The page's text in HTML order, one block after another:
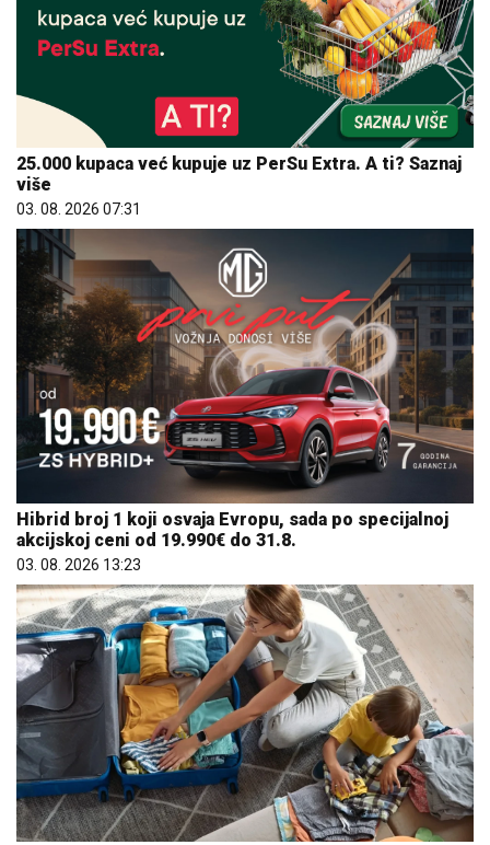
25.000 kupaca već kupuje uz PerSu Extra. A ti? Saznaj
više
03. 08. 2026 07:31
Hibrid broj 1 koji osvaja Evropu, sada po specijalnoj
akcijskoj ceni od 19.990€ do 31.8.
03. 08. 2026 13:23